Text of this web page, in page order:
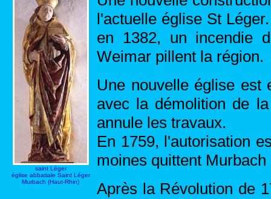
saint Léger
église abbatiale Saint Léger
Murbach (Haut-Rhin)
l'actuelle église St
en 1382, un incendie
Weimar pillent la région.
Une nouvelle église est
avec la démolition de
annule les travaux.
En 1759, l'autorisation
moines quittent
Après la Révolution de